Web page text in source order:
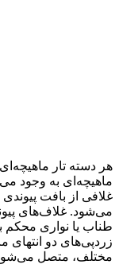
هر دسته تار ماهیچه‌ای
ماهیچه‌ای به وجود
غلافی از بافت
می‌شود. غلاف‌های
طناب یا نواری محکم
زردپی‌های دو انتهای
مختلف، متصل